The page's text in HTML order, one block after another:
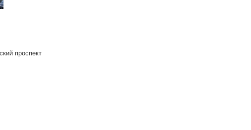
проспект